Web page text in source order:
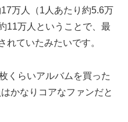
万人（1人あたり約5.6万
11万人ということで、最
れていたみたいです。
くらいアルバムを買った
かなりコアなファンだと